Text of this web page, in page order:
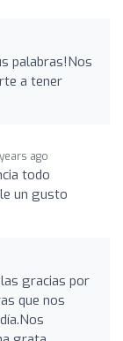
palabras!Nos
a tener
ago
todo
un gusto
gracias por
que nos